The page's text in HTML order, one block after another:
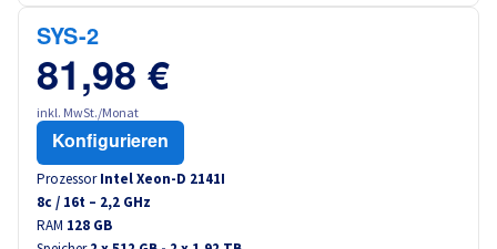
World
SYS-2
81,98 €
inkl. MwSt./Monat
Konfigurieren
Prozessor Intel Xeon-D 2141I
8c / 16t – 2,2 GHz
RAM 128 GB